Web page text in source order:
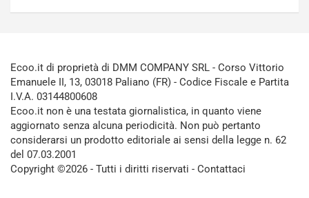
Ecoo.it di proprietà di DMM COMPANY SRL - Corso Vittorio
Emanuele II, 13, 03018 Paliano (FR) - Codice Fiscale e Partita
I.V.A. 03144800608
Ecoo.it non è una testata giornalistica, in quanto viene
aggiornato senza alcuna periodicità. Non può pertanto
considerarsi un prodotto editoriale ai sensi della legge n. 62
del 07.03.2001
Copyright ©2026 - Tutti i diritti riservati - Contattaci